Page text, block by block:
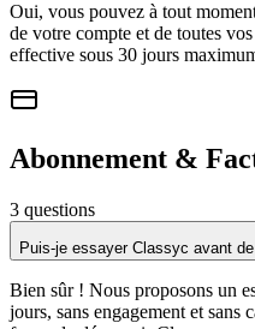
Oui, vous pouvez à tout
de votre compte et de toutes
effective sous 30 jours
Abonnement &
3 questions
Puis-je essayer Classyc avant
Bien sûr ! Nous proposons un
jours, sans engagement et sans